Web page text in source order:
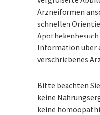
Arzneiformen
schnellen
Information über
verschriebenes
Bitte beachten
keine
keine